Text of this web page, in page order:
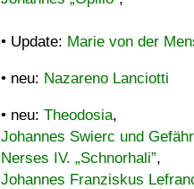
• Update: Marie von der
• neu: Nazareno Lanciotti
• neu: Theodosia,
Johannes Swierc und
Nerses IV. „Schnorhali”,
Johannes Franziskus